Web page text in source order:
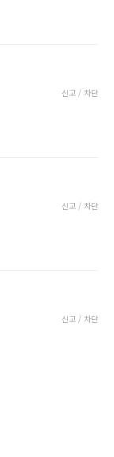
신고 / 차단
신고 / 차단
신고 / 차단